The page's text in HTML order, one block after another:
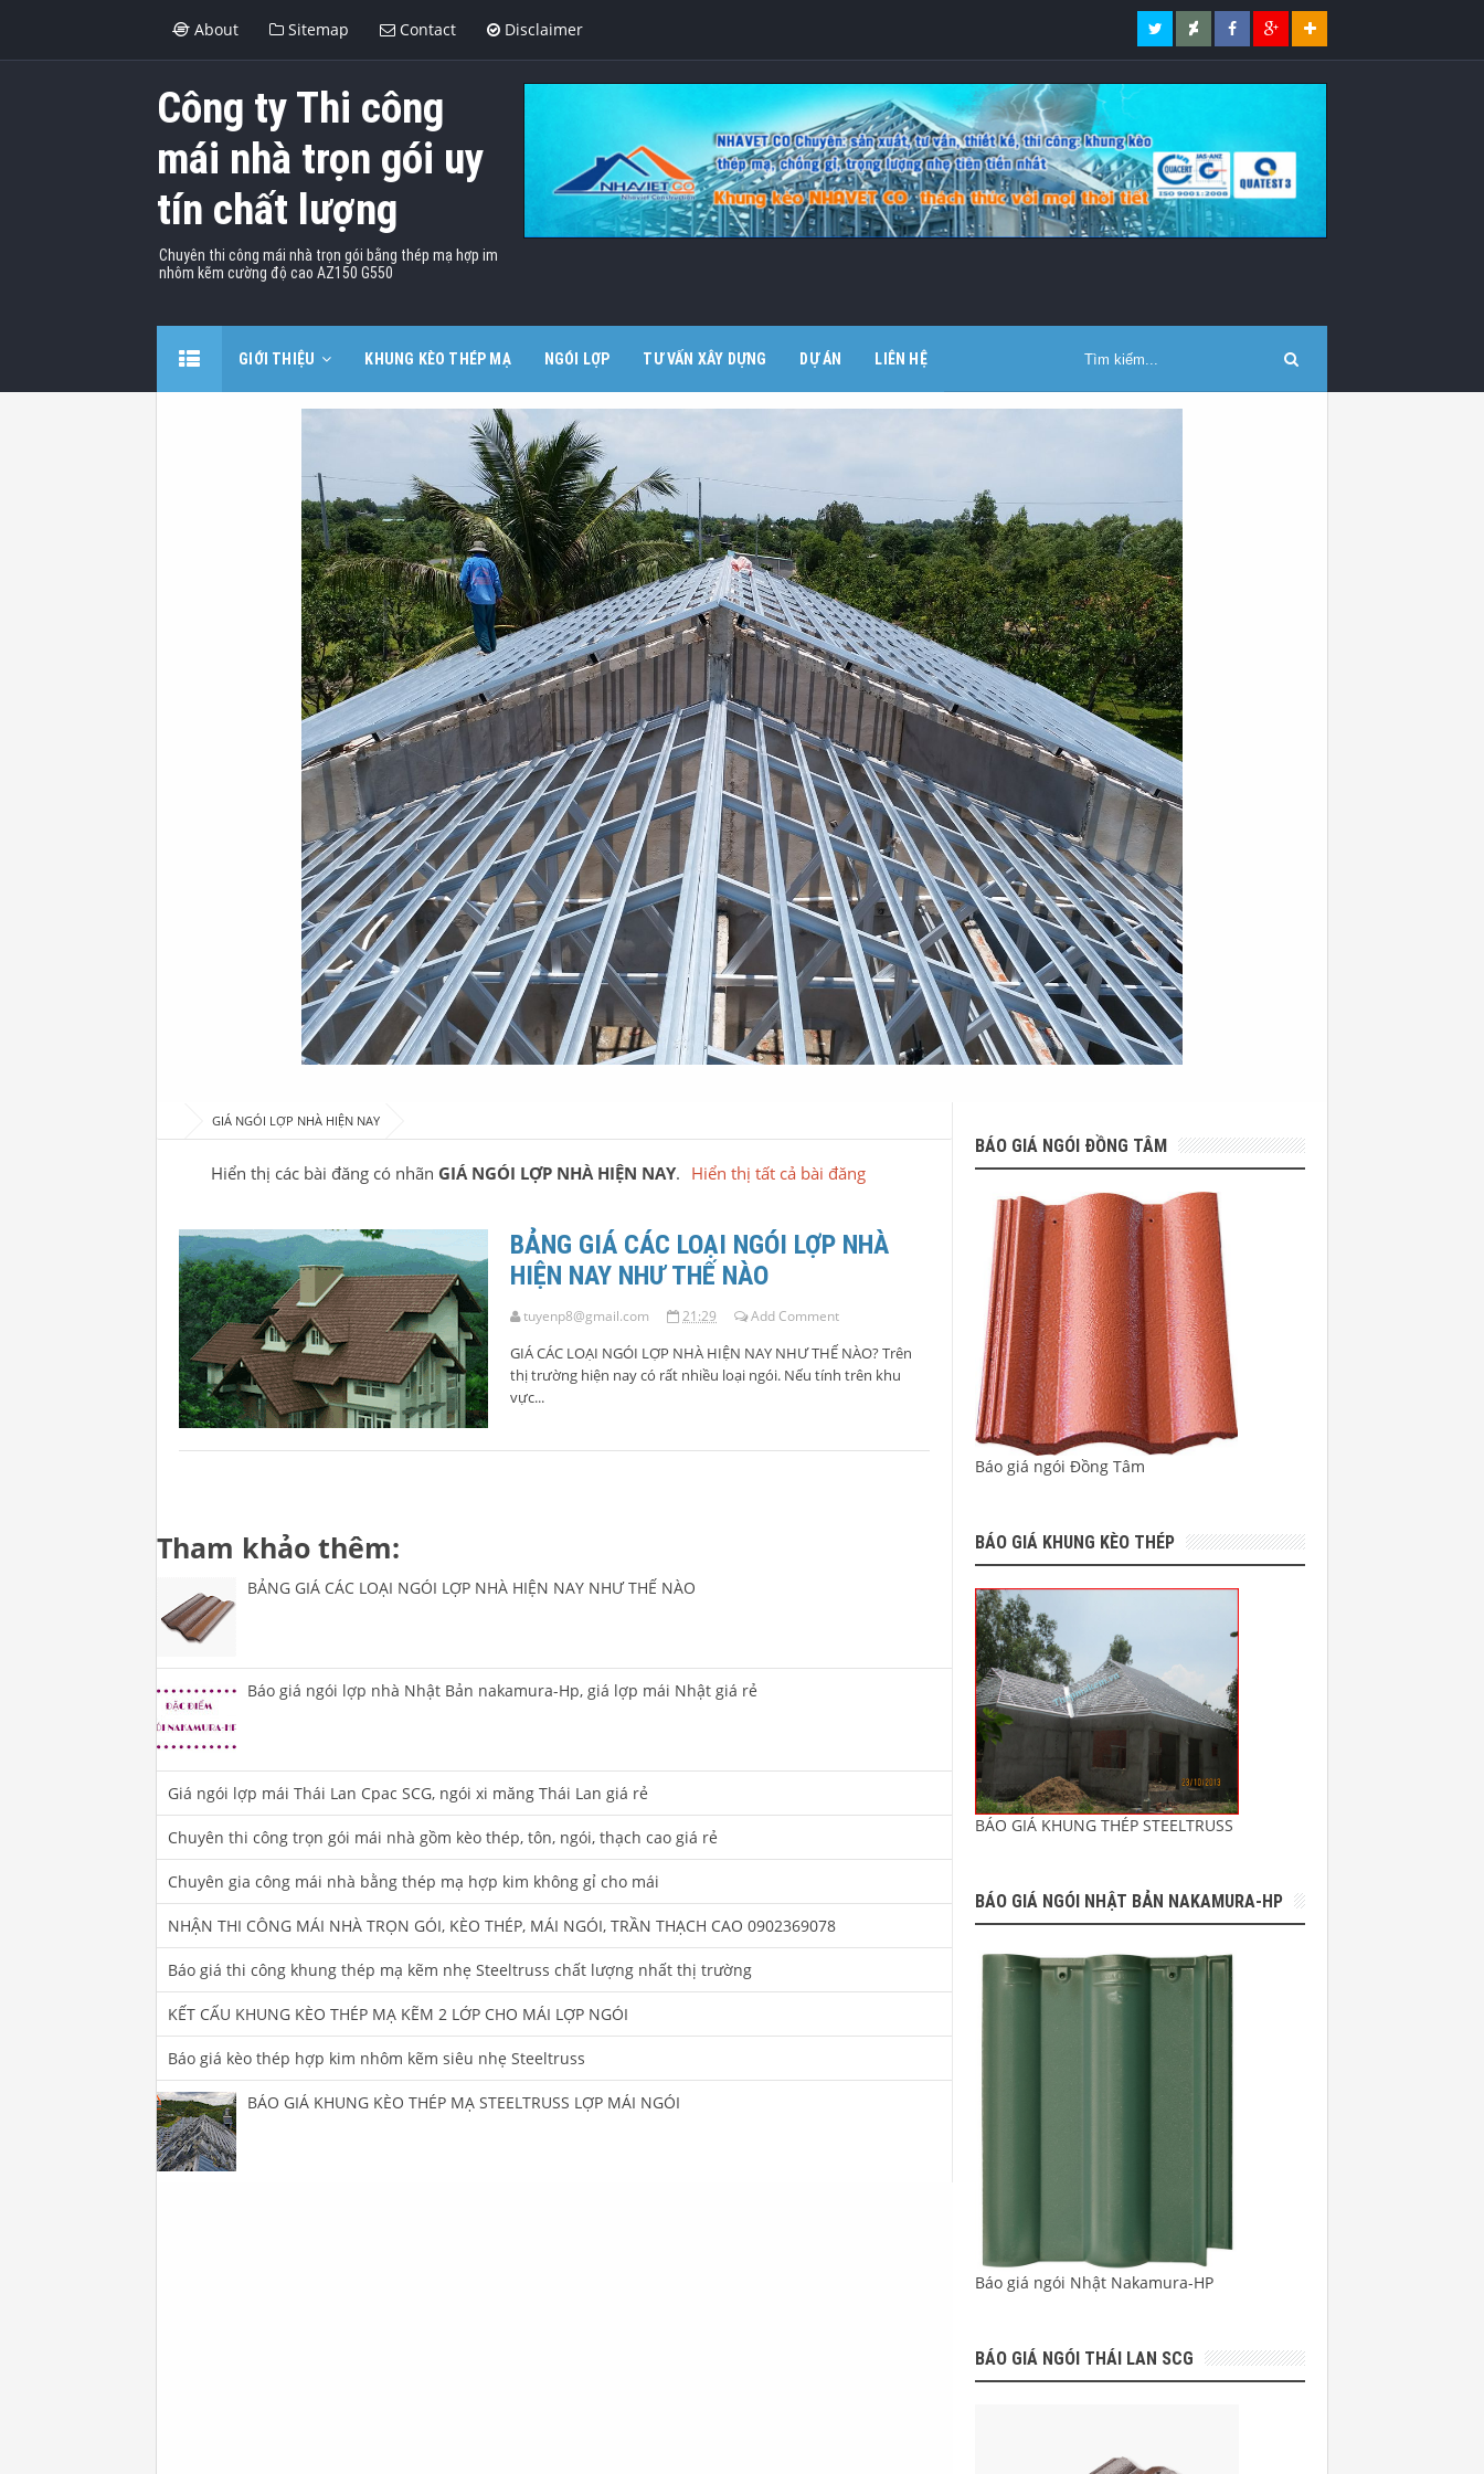
About Sitemap Contact Disclaimer
Công ty Thi công
mái nhà trọn gói uy
tín chất lượng
Chuyên thi công mái nhà trọn gói bằng thép mạ hợp im
nhôm kẽm cường độ cao AZ150 G550
GIỚI THIỆU KHUNG KÈO THÉP MẠ NGÓI LỢP TƯ VẤN XÂY DỰNG DỰ ÁN LIÊN HỆ
GIÁ NGÓI LỢP NHÀ HIỆN NAY
Hiển thị các bài đăng có nhãn GIÁ NGÓI LỢP NHÀ HIỆN NAY. Hiển thị tất cả bài đăng
BẢNG GIÁ CÁC LOẠI NGÓI LỢP NHÀ
HIỆN NAY NHƯ THẾ NÀO
tuyenp8@gmail.com 21:29 Add Comment
GIÁ CÁC LOẠI NGÓI LỢP NHÀ HIỆN NAY NHƯ THẾ NÀO? Trên
thị trường hiện nay có rất nhiều loại ngói. Nếu tính trên khu
vực...
Tham khảo thêm:
BẢNG GIÁ CÁC LOẠI NGÓI LỢP NHÀ HIỆN NAY NHƯ THẾ NÀO
Báo giá ngói lợp nhà Nhật Bản nakamura-Hp, giá lợp mái Nhật giá rẻ
Giá ngói lợp mái Thái Lan Cpac SCG, ngói xi măng Thái Lan giá rẻ
Chuyên thi công trọn gói mái nhà gồm kèo thép, tôn, ngói, thạch cao giá rẻ
Chuyên gia công mái nhà bằng thép mạ hợp kim không gỉ cho mái
NHẬN THI CÔNG MÁI NHÀ TRỌN GÓI, KÈO THÉP, MÁI NGÓI, TRẦN THẠCH CAO 0902369078
Báo giá thi công khung thép mạ kẽm nhẹ Steeltruss chất lượng nhất thị trường
KẾT CẤU KHUNG KÈO THÉP MẠ KẼM 2 LỚP CHO MÁI LỢP NGÓI
Báo giá kèo thép hợp kim nhôm kẽm siêu nhẹ Steeltruss
BÁO GIÁ KHUNG KÈO THÉP MẠ STEELTRUSS LỢP MÁI NGÓI
BÁO GIÁ NGÓI ĐỒNG TÂM
Báo giá ngói Đồng Tâm
BÁO GIÁ KHUNG KÈO THÉP
BÁO GIÁ KHUNG THÉP STEELTRUSS
BÁO GIÁ NGÓI NHẬT BẢN NAKAMURA-HP
Báo giá ngói Nhật Nakamura-HP
BÁO GIÁ NGÓI THÁI LAN SCG